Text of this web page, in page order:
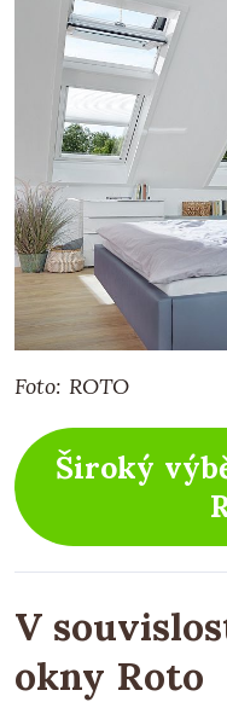
Foto: ROTO
Široký
V
okny Roto